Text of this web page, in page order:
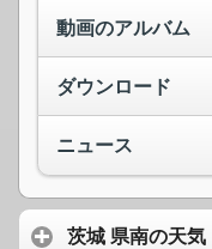
動画のアルバム
ダウンロード
ニュース
茨城 県南の天気